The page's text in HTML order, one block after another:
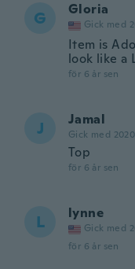
G Gloria
Gick med
Item is
look like a
för 6 år sen
J Jamal
Gick med 2020
Top
för 6 år sen
L lynne
Gick med
för 6 år sen